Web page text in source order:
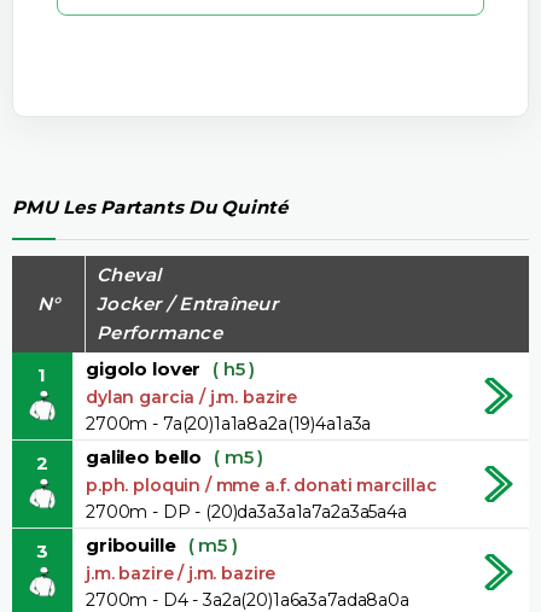
PMU Les Partants Du Quinté
N°
Cheval
Jocker / Entraîneur
Performance
1
gigolo lover ( h5 )
dylan garcia / j.m. bazire
2700m - 7a(20)1a1a8a2a(19)4a1a3a
2 galileo bello ( m5 )
p.ph. ploquin / mme a.f. donati marcillac
2700m - DP - (20)da3a3a1a7a2a3a5a4a
3 gribouille ( m5 )
j.m. bazire / j.m. bazire
2700m - D4 - 3a2a(20)1a6a3a7ada8a0a